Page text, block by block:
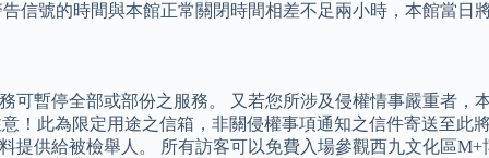
信號的時間與本館正常關閉時間相差不足兩小時，本館當日將
可暫停全部或部份之服務。 又若您所涉及侵權情事嚴重者
！此為限定用途之信箱，非關侵權事項通知之信件寄送至
提供給被檢舉人。 所有訪客可以免費入場參觀西九文化區